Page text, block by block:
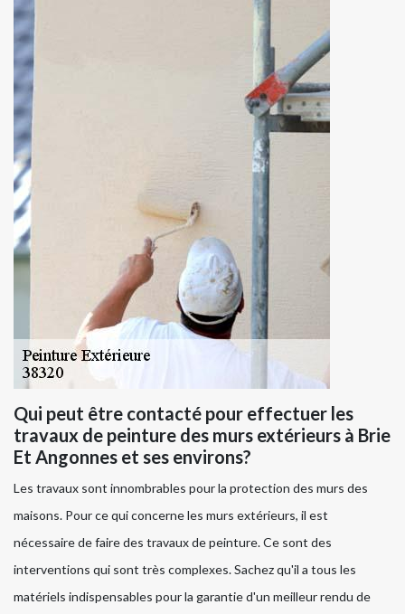
Qui peut être contacté pour effectuer les
travaux de peinture des murs extérieurs à Brie
Et Angonnes et ses environs?
Les travaux sont innombrables pour la protection des murs des
maisons. Pour ce qui concerne les murs extérieurs, il est
nécessaire de faire des travaux de peinture. Ce sont des
interventions qui sont très complexes. Sachez qu'il a tous les
matériels indispensables pour la garantie d'un meilleur rendu de